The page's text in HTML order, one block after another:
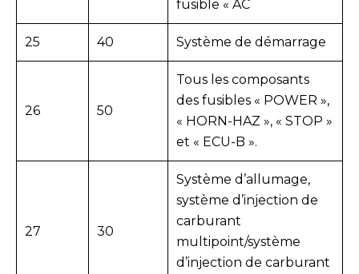
fusible « AC
25 40 Système de démarrage
26 50
Tous les composants
des fusibles « POWER »,
« HORN-HAZ », « STOP »
et « ECU-B ».
27 30
Système d’allumage,
système d’injection de
carburant
multipoint/système
d’injection de carburant